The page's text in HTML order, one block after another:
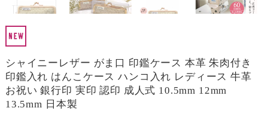
シャイニーレザー がま口 印鑑ケース 本革 朱肉付き
印鑑入れ はんこケース ハンコ入れ レディース 牛革
お祝い 銀行印 実印 認印 成人式 10.5mm 12mm
13.5mm 日本製